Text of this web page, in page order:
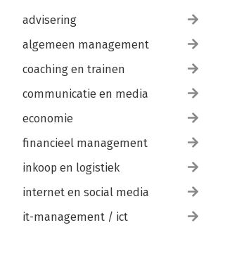
advisering
algemeen management
coaching en trainen
communicatie en media
economie
financieel management
inkoop en logistiek
internet en social media
it-management / ict